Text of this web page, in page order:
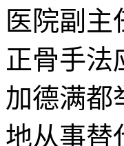
医院副
正骨手法
加德满都
地从事替